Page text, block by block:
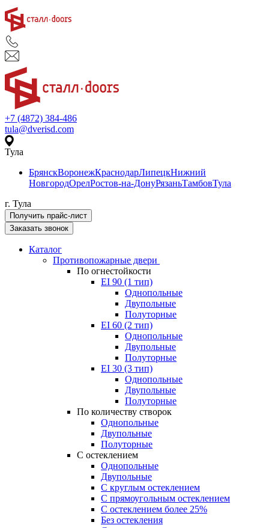
+7 (4872) 384-486
tula@dverisd.com
Тула
БрянскВоронежКраснодарЛипецкНижний
НовгородОрелРостов-на-ДонуРязаньТамбовТула
г. Тула
Получить прайс-лист
Заказать звонок
Каталог
Противопожарные двери
По огнестойкости
EI 90 (1 тип)
Однопольные
Двупольные
Полуторные
EI 60 (2 тип)
Однопольные
Двупольные
Полуторные
EI 30 (3 тип)
Однопольные
Двупольные
Полуторные
По количеству створок
Однопольные
Двупольные
Полуторные
С остеклением
Однопольные
Двупольные
С круглым остеклением
С прямоугольным остеклением
С остеклением более 25%
Без остекления